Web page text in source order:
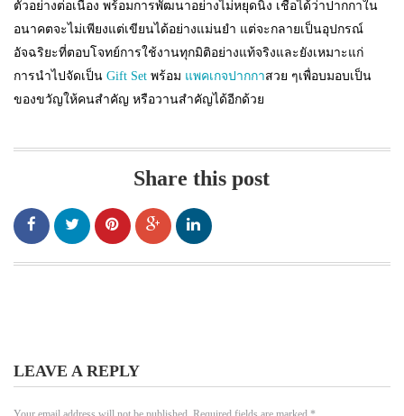
ตัวอย่างต่อเนื่อง พร้อมการพัฒนาอย่างไม่หยุดนิ่ง เชื่อได้ว่าปากกาใน
อนาคตจะไม่เพียงแต่เขียนได้อย่างแม่นยำ แต่จะกลายเป็นอุปกรณ์
อัจฉริยะที่ตอบโจทย์การใช้งานทุกมิติอย่างแท้จริงและยังเหมาะแก่
การนำไปจัดเป็น Gift Set พร้อม แพคเกจปากกาสวย ๆเพื่อบมอบเป็น
ของขวัญให้คนสำคัญ หรือวานสำคัญได้อีกด้วย
Share this post
LEAVE A REPLY